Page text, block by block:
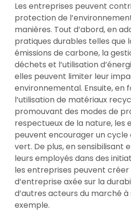
Les entreprises peuvent
protection de
manières. Tout d’abord, en
pratiques durables telles que
émissions de carbone, la
déchets et l’utilisation
elles peuvent limiter leur
environnemental. Ensuite, en
l’utilisation de matériaux
promouvant des modes de
respectueux de la nature, les
peuvent encourager un cycle
vert. De plus, en sensibilisant
leurs employés dans des
les entreprises peuvent créer
d’entreprise axée sur la
d’autres acteurs du marché à
exemple.